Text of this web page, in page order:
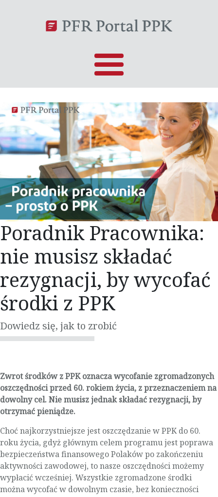
Poradnik Pracownika:
nie musisz składać
rezygnacji, by wycofać
środki z PPK
Dowiedz się, jak to zrobić
Zwrot środków z PPK oznacza wycofanie zgromadzonych
oszczędności przed 60. rokiem życia, z przeznaczeniem na
dowolny cel. Nie musisz jednak składać rezygnacji, by
otrzymać pieniądze.
Choć najkorzystniejsze jest oszczędzanie w PPK do 60.
roku życia, gdyż głównym celem programu jest poprawa
bezpieczeństwa finansowego Polaków po zakończeniu
aktywności zawodowej, to nasze oszczędności możemy
wypłacić wcześniej. Wszystkie zgromadzone środki
można wycofać w dowolnym czasie, bez konieczności